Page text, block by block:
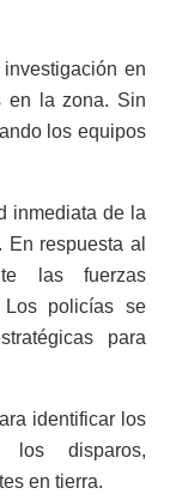
en
en la zona. Sin
los equipos
inmediata de la
respuesta al
las fuerzas
Los policías se
para
identificar los
disparos,
en tierra.